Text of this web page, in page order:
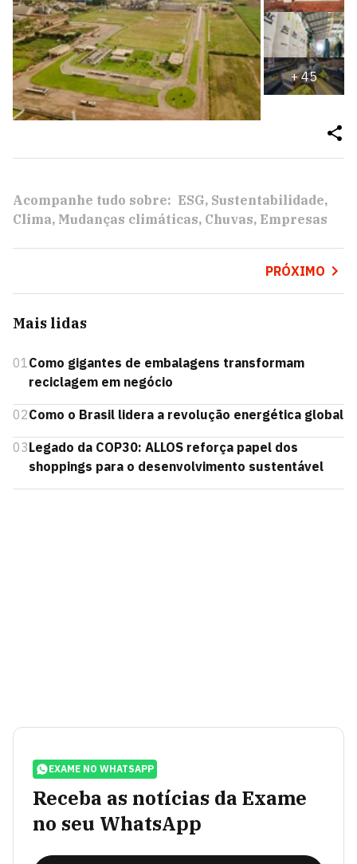
+45
Acompanhe tudo sobre: ESG Sustentabilidade
Clima Mudanças climáticas Chuvas Empresas
PRÓXIMO
Mais lidas
01Como gigantes de embalagens transformam
reciclagem em negócio
02Como o Brasil lidera a revolução energética global
03Legado da COP30: ALLOS reforça papel dos
shoppings para o desenvolvimento sustentável
EXAME NO WHATSAPP
Receba as notícias da Exame
no seu WhatsApp